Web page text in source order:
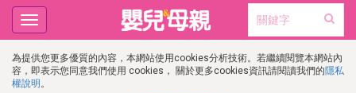
為提供您更多優質的內容，本網站使用cookies分析技術。若繼續閱覽本網站內
容，即表示您同意我們使用 cookies， 關於更多cookies資訊請閱讀我們的隱私
權說明 。
Toggle
navigation